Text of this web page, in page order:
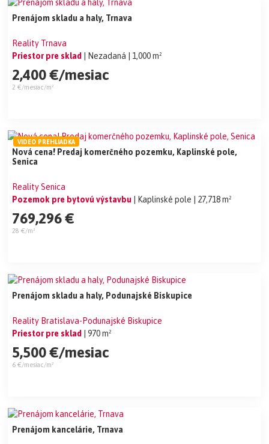
Prenájom skladu a haly, Trnava
Reality Trnava
Priestor pre sklad
| Nezadaná | 1,000 m²
2,400 €/mesiac
2 €/mesiac/m²
Nová cena! Predaj komerčného pozemku, Kaplinské pole,
Senica
Reality Senica
Pozemok pre bytovú výstavbu
| Kaplinské pole | 27,718 m²
769,296 €
28 €/m²
VIDEO PREHLIADKA
Prenájom skladu a haly, Podunajské Biskupice
Reality Bratislava-Podunajské Biskupice
Priestor pre sklad
| 970 m²
5,500 €/mesiac
6 €/mesiac/m²
Prenájom kancelárie, Trnava